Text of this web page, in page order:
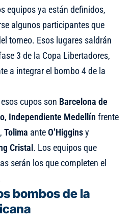
equipos ya están definidos,
algunos participantes que
torneo. Esos lugares saldrán
3 de la Copa Libertadores,
a integrar el bombo 4 de la
cupos son Barcelona de
, Independiente Medellín frente
, Tolima anteO’Higginsy
Cristal . Los equipos que
serán los que completen el
bombos de la